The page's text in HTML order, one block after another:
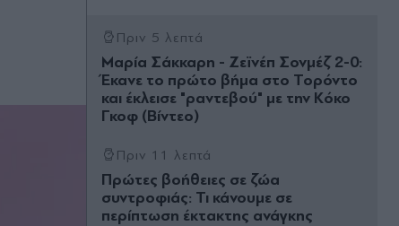
Πριν 5 λεπτά
Μαρία Σάκκαρη - Ζεϊνέπ Σονμέζ 2-0:
Έκανε το πρώτο βήμα στο Τορόντο
και έκλεισε "ραντεβού" με την Κόκο
Γκοφ (Βίντεο)
Πριν 11 λεπτά
Πρώτες βοήθειες σε ζώα
συντροφιάς: Τι κάνουμε σε
περίπτωση έκτακτης ανάγκης